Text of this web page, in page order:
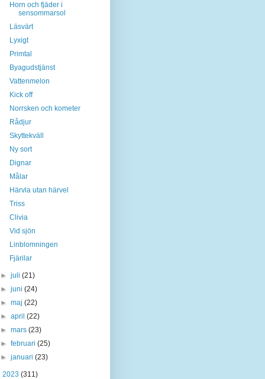
Horn och fjäder i
sensommarsol
Läsvärt
Lyxigt
Primtal
Byagudstjänst
Vattenmelon
Kick off
Norrsken och kometer
Rådjur
Skyttekväll
Ny sort
Dignar
Målar
Härvla utan härvel
Triss
Clivia
Vid sjön
Linblomningen
Fjärilar
►juli(21)
►juni(24)
►maj(22)
►april(22)
►mars(23)
►februari(25)
►januari(23)
2023 (311)